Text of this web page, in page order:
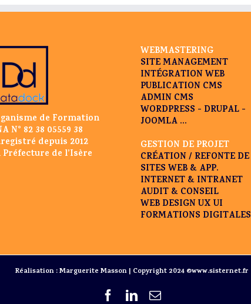
de Formation
N° 82 38 05559 38
depuis 2012
Préfecture de l’Isère
WEBMASTERING
SITE MANAGEMENT
INTÉGRATION WEB
PUBLICATION CMS
ADMIN CMS
WORDPRESS - DRUPAL -
JOOMLA ...
GESTION DE PROJET
CRÉATION / REFONTE DE
SITES WEB & APP.
INTERNET & INTRANET
AUDIT & CONSEIL
WEB DESIGN UX UI
FORMATIONS DIGITALES
Réalisation : Marguerite Masson | Copyright 2024 ©www.sisternet.fr